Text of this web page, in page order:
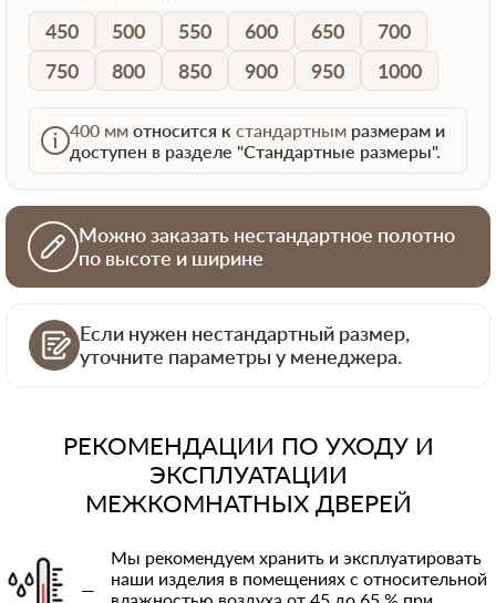
450
500 550 600 650
700
750
800 850 900 950 1000
400 мм относится к стандартным размерам и
доступен в разделе "Стандартные размеры".
Можно заказать нестандартное полотно
по высоте и ширине
Если нужен нестандартный размер,
уточните параметры у менеджера.
РЕКОМЕНДАЦИИ ПО УХОДУ И
ЭКСПЛУАТАЦИИ
МЕЖКОМНАТНЫХ ДВЕРЕЙ
—
Мы рекомендуем хранить и эксплуатировать
наши изделия в помещениях с относительной